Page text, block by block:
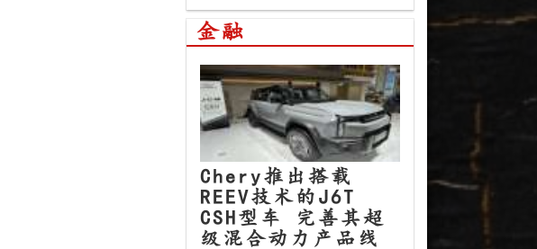
金融
Chery推出搭载
REEV技术的J6T
CSH型车 完善其超
级混合动力产品线